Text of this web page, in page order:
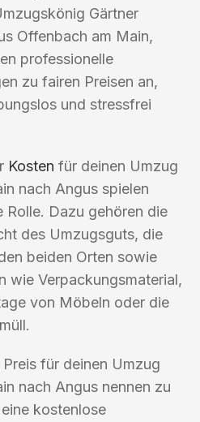
Gärtner
Offenbach am Main,
professionelle
zu fairen Preisen an,
und stressfrei
Kosten für deinen Umzug
nach Angus spielen
Rolle. Dazu gehören die
des Umzugsguts, die
beiden Orten sowie
wie Verpackungsmaterial,
von Möbeln oder die
für deinen Umzug
nach Angus nennen zu
kostenlose